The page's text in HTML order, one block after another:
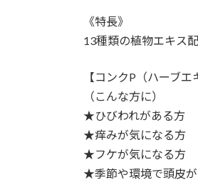
《特長》
13種類の植物エキス
【コンクP（ハーブエ
（こんな方に）
★ひびわれがある方
★痒みが気になる方
★フケが気になる方
★季節や環境で頭皮